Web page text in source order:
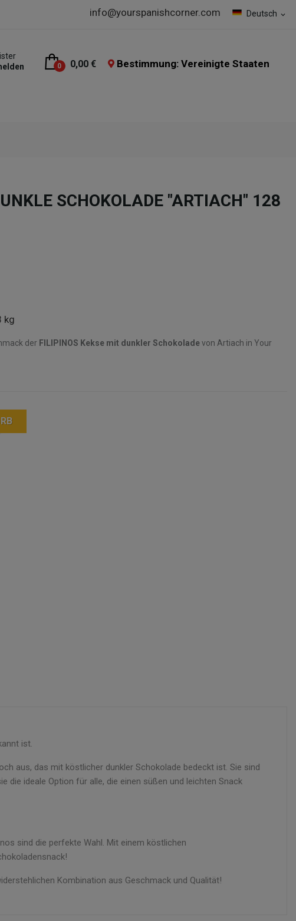
Deutsch expand_more
info@yourspanishcorner.com
0 0,00 € Bestimmung: Vereinigte Staaten
SCHOKOLADE "ARTIACH" 128
kg
der FILIPINOS Kekse mit dunkler Schokoladevon Artiach in Your
ist.
aus, das mit köstlicher dunkler Schokolade bedeckt ist. Sie sind
die ideale Option für alle, die einen süßen und leichten Snack
sind die perfekte Wahl. Mit einem köstlichen
Kombination aus Geschmack und Qualität!